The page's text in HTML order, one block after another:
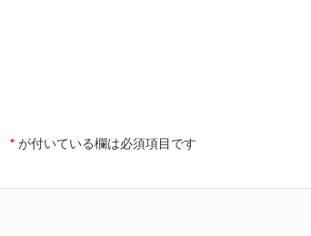
* が付いている欄は必須項目です